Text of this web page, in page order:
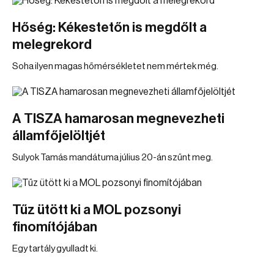
Hőség: Kékestetőn is megdőlt a
melegrekord
Soha ilyen magas hőmérsékletet nem mértek még.
A TISZA hamarosan megnevezheti
államfőjelöltjét
Sulyok Tamás mandátuma július 20-án szűnt meg.
Tűz ütött ki a MOL pozsonyi
finomítójában
Egy tartály gyulladt ki.